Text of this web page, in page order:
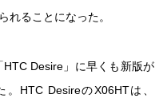
れることになった。
Desire」に早くも新版が
HTC DesireのX06HTは、